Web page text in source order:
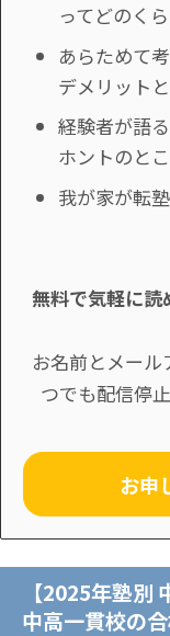
ってどのく
あらためて
デメリット
経験者が語
ホントのと
我が家が転
無料で気軽に読
お名前とメー
つでも配信停
お申
【2025年塾別
中高一貫校の